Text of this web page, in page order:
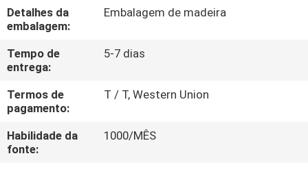
CONTACTE-
NOS
PEÇA
UMAS
CITAÇÕES
Detalhes da
embalagem:
Embalagem de madeira
Tempo de
entrega:
5-7 dias
Termos de
pagamento:
T / T, Western Union
Habilidade da
fonte:
1000/MÊS